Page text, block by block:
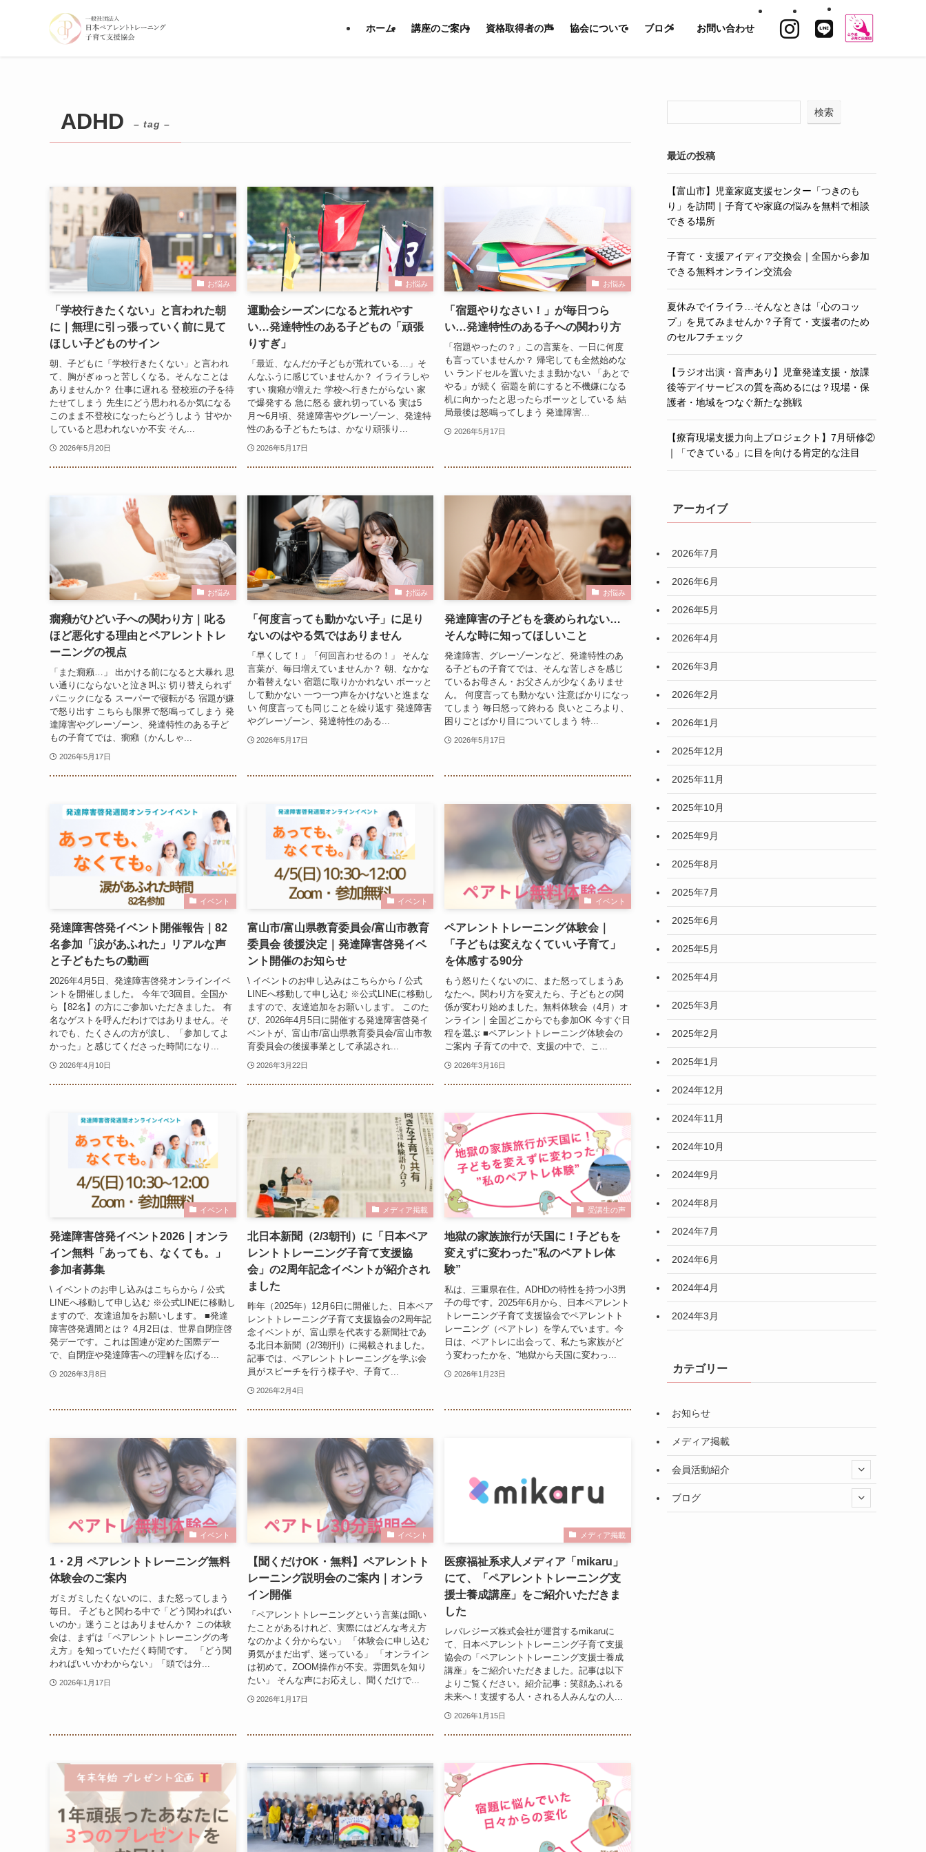
ホーム 講座のご案内 資格取得者の声 協会について ブログ お問い合わせ
ADHD – tag –
お悩み
「学校行きたくない」と言われた朝
に｜無理に引っ張っていく前に見て
ほしい子どものサイン
朝、子どもに「学校行きたくない」と言われ
て、胸がぎゅっと苦しくなる。そんなことは
ありませんか？ 仕事に遅れる 登校班の子を待
たせてしまう 先生にどう思われるか気になる
このまま不登校になったらどうしよう 甘やか
していると思われないか不安 そん...
2026年5月20日
お悩み
運動会シーズンになると荒れやす
い…発達特性のある子どもの「頑張
りすぎ」
「最近、なんだか子どもが荒れている…」そ
んなふうに感じていませんか？ イライラしや
すい 癇癪が増えた 学校へ行きたがらない 家
で爆発する 急に怒る 疲れ切っている 実は5
月〜6月頃、発達障害やグレーゾーン、発達特
性のある子どもたちは、かなり頑張り...
2026年5月17日
お悩み
「宿題やりなさい！」が毎日つら
い…発達特性のある子への関わり方
「宿題やったの？」この言葉を、一日に何度
も言っていませんか？ 帰宅しても全然始めな
い ランドセルを置いたまま動かない 「あとで
やる」が続く 宿題を前にすると不機嫌になる
机に向かったと思ったらボーッとしている 結
局最後は怒鳴ってしまう 発達障害...
2026年5月17日
お悩み
癇癪がひどい子への関わり方｜叱る
ほど悪化する理由とペアレントトレ
ーニングの視点
「また癇癪…」 出かける前になると大暴れ 思
い通りにならないと泣き叫ぶ 切り替えられず
パニックになる スーパーで寝転がる 宿題が嫌
で怒り出す こちらも限界で怒鳴ってしまう 発
達障害やグレーゾーン、発達特性のある子ど
もの子育てでは、癇癪（かんしゃ...
2026年5月17日
お悩み
「何度言っても動かない子」に足り
ないのはやる気ではありません
「早くして！」「何回言わせるの！」 そんな
言葉が、毎日増えていませんか？ 朝、なかな
か着替えない 宿題に取りかかれない ボーッと
して動かない 一つ一つ声をかけないと進まな
い 何度言っても同じことを繰り返す 発達障害
やグレーゾーン、発達特性のある...
2026年5月17日
お悩み
発達障害の子どもを褒められない…
そんな時に知ってほしいこと
発達障害、グレーゾーンなど、発達特性のあ
る子どもの子育てでは、そんな苦しさを感じ
ているお母さん・お父さんが少なくありませ
ん。 何度言っても動かない 注意ばかりになっ
てしまう 毎日怒って終わる 良いところより、
困りごとばかり目についてしまう 特...
2026年5月17日
イベント
発達障害啓発イベント開催報告｜82
名参加「涙があふれた」リアルな声
と子どもたちの動画
2026年4月5日、発達障害啓発オンラインイベ
ントを開催しました。 今年で3回目。全国か
ら【82名】の方にご参加いただきました。 有
名なゲストを呼んだわけではありません。そ
れでも、たくさんの方が涙し、「参加してよ
かった」と感じてくださった時間になり...
2026年4月10日
イベント
富山市/富山県教育委員会/富山市教育
委員会 後援決定｜発達障害啓発イベ
ント開催のお知らせ
\ イベントのお申し込みはこちらから / 公式
LINEへ移動して申し込む ※公式LINEに移動し
ますので、友達追加をお願いします。 このた
び、2026年4月5日に開催する発達障害啓発イ
ベントが、富山市/富山県教育委員会/富山市教
育委員会の後援事業として承認され...
2026年3月22日
イベント
ペアレントトレーニング体験会｜
「子どもは変えなくていい子育て」
を体感する90分
もう怒りたくないのに、また怒ってしまうあ
なたへ。関わり方を変えたら、子どもとの関
係が変わり始めました。無料体験会（4月）オ
ンライン｜全国どこからでも参加OK 今すぐ日
程を選ぶ ■ペアレントトレーニング体験会の
ご案内 子育ての中で、支援の中で、こ...
2026年3月16日
イベント
発達障害啓発イベント2026｜オンラ
イン無料「あっても、なくても。」
参加者募集
\ イベントのお申し込みはこちらから / 公式
LINEへ移動して申し込む ※公式LINEに移動し
ますので、友達追加をお願いします。 ■発達
障害啓発週間とは？ 4月2日は、世界自閉症啓
発デーです。これは国連が定めた国際デー
で、自閉症や発達障害への理解を広げる...
2026年3月8日
メディア掲載
北日本新聞（2/3朝刊）に「日本ペア
レントトレーニング子育て支援協
会」の2周年記念イベントが紹介され
ました
昨年（2025年）12月6日に開催した、日本ペア
レントトレーニング子育て支援協会の2周年記
念イベントが、富山県を代表する新聞社であ
る北日本新聞（2/3朝刊）に掲載されました。
記事では、ペアレントトレーニングを学ぶ会
員がスピーチを行う様子や、子育て...
2026年2月4日
受講生の声
地獄の家族旅行が天国に！子どもを
変えずに変わった”私のペアトレ体
験”
私は、三重県在住。ADHDの特性を持つ小3男
子の母です。2025年6月から、日本ペアレント
トレーニング子育て支援協会でペアレントト
レーニング（ペアトレ）を学んでいます。今
日は、ペアトレに出会って、私たち家族がど
う変わったかを、“地獄から天国に変わっ...
2026年1月23日
イベント
1・2月 ペアレントトレーニング無料
体験会のご案内
ガミガミしたくないのに、また怒ってしまう
毎日。 子どもと関わる中で「どう関わればい
いのか」迷うことはありませんか？ この体験
会は、まずは「ペアレントトレーニングの考
え方」を知っていただく時間です。 「どう関
わればいいかわからない」「頭では分...
2026年1月17日
イベント
【聞くだけOK・無料】ペアレントト
レーニング説明会のご案内｜オンラ
イン開催
「ペアレントトレーニングという言葉は聞い
たことがあるけれど、実際にはどんな考え方
なのかよく分からない」 「体験会に申し込む
勇気がまだ出ず、迷っている」 「オンライン
は初めて。ZOOM操作が不安。雰囲気を知り
たい」 そんな声にお応えし、聞くだけで...
2026年1月17日
メディア掲載
医療福祉系求人メディア「mikaru」
にて、「ペアレントトレーニング支
援士養成講座」をご紹介いただきま
した
レバレジーズ株式会社が運営するmikaruに
て、日本ペアレントトレーニング子育て支援
協会の「ペアレントトレーニング支援士養成
講座」をご紹介いただきました。記事は以下
よりご覧ください。紹介記事：笑顔あふれる
未来へ！支援する人・される人みんなの人...
2026年1月15日
検索
最近の投稿
【富山市】児童家庭支援センター「つきのも
り」を訪問｜子育てや家庭の悩みを無料で相談
できる場所
子育て・支援アイディア交換会｜全国から参加
できる無料オンライン交流会
夏休みでイライラ…そんなときは「心のコッ
プ」を見てみませんか？子育て・支援者のため
のセルフチェック
【ラジオ出演・音声あり】児童発達支援・放課
後等デイサービスの質を高めるには？現場・保
護者・地域をつなぐ新たな挑戦
【療育現場支援力向上プロジェクト】7月研修②
｜「できている」に目を向ける肯定的な注目
アーカイブ
2026年7月
2026年6月
2026年5月
2026年4月
2026年3月
2026年2月
2026年1月
2025年12月
2025年11月
2025年10月
2025年9月
2025年8月
2025年7月
2025年6月
2025年5月
2025年4月
2025年3月
2025年2月
2025年1月
2024年12月
2024年11月
2024年10月
2024年9月
2024年8月
2024年7月
2024年6月
2024年4月
2024年3月
カテゴリー
お知らせ
メディア掲載
会員活動紹介
ブログ